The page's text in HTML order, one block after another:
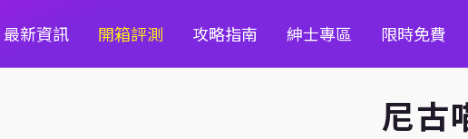
最新資訊 開箱評測 攻略指南 紳士專區 限時免費
尼古